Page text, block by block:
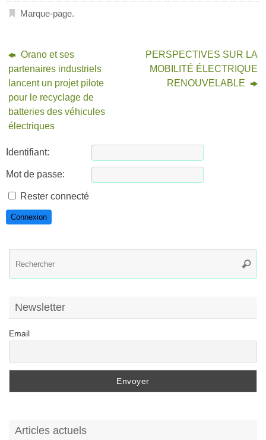
Marque-page.
Orano et ses
partenaires industriels
lancent un projet pilote
pour le recyclage de
batteries des véhicules
électriques
PERSPECTIVES SUR LA
MOBILITÉ ÉLECTRIQUE
RENOUVELABLE
Identifiant:
Mot de passe:
Rester connecté
Connexion
Newsletter
Email
Articles actuels